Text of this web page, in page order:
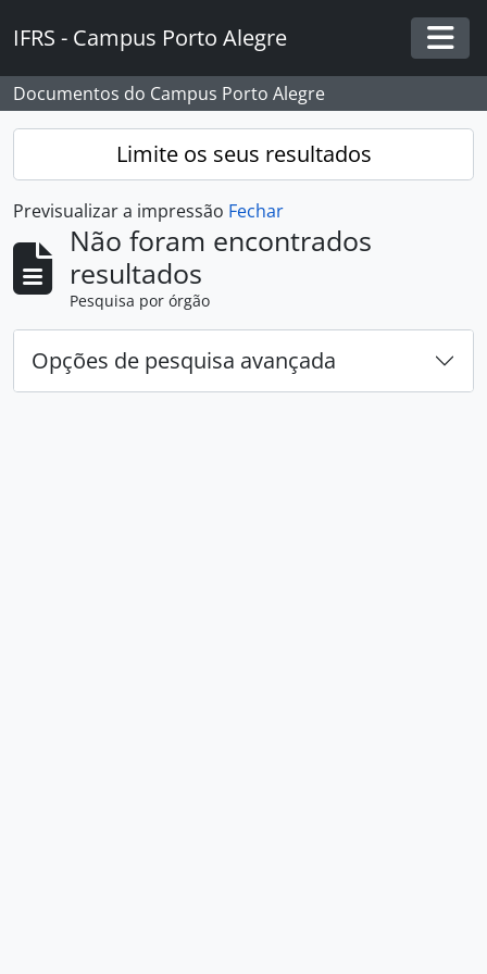
IFRS - Campus Porto Alegre
Documentos do Campus Porto Alegre
Limite os seus resultados
Previsualizar a impressão Fechar
Não foram encontrados
resultados
Pesquisa por órgão
Opções de pesquisa avançada